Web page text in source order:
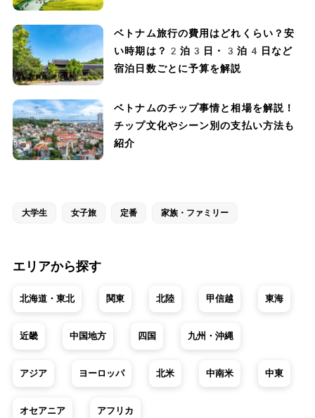
ベトナム旅行の費用はどれくらい？安
い時期は？2泊3日・3泊4日など
宿泊日数ごとに予算を解説
ベトナムのチップ事情と相場を解説！
チップ文化やシーン別の支払い方法も
紹介
大学生 女子旅 定番 家族・ファミリー
エリアから探す
北海道・東北 関東 北陸 甲信越 東海
近畿 中国地方 四国 九州・沖縄
アジア ヨーロッパ 北米 中南米 中東
オセアニア アフリカ